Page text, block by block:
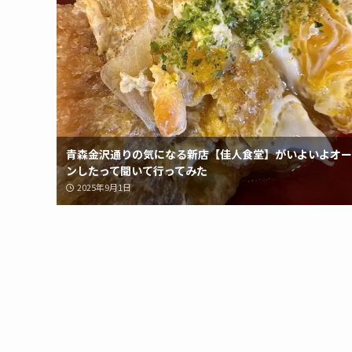
青森金沢通りの気になる新店【佳人食堂】がいよいよオ
ンしたって聞いて行ってみた
2025年9月1日